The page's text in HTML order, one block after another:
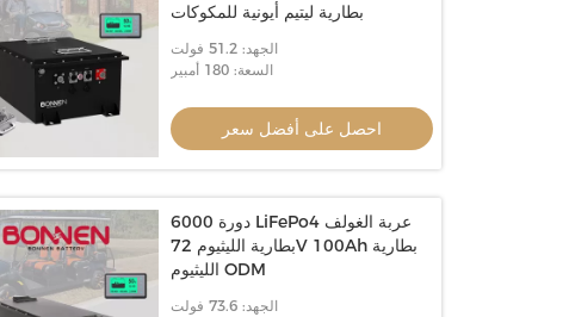
بطارية ليتيم أيونية للمكوكات
الجهد: 51.2 فولت
السعة: 180 أمبير
احصل على أفضل سعر
6000 دورة LiFePo4 عربة الغولف
بطارية الليثيوم 72V 100Ah بطارية
الليثيوم ODM
الجهد: 73.6 فولت